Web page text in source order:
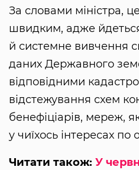
За словами міністра,
швидким, адже
й системне вивчення
даних Державного
відповідними
відстежування схем
бенефіціарів, мереж,
у чиїхось інтересах по
Читати також: У